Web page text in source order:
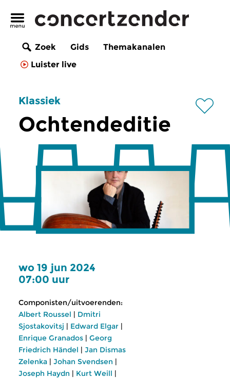
Zoek Gids
Themakanalen
Luister live
Klassiek
Ochtendeditie
wo 19 jun 2024
07:00 uur
Componisten/uitvoerenden:
Albert Roussel | Dmitri
Sjostakovitsj | Edward Elgar |
Enrique Granados | Georg
Friedrich Händel | Jan Dismas
Zelenka | Johan Svendsen |
Joseph Haydn | Kurt Weill |